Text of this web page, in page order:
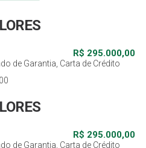
— ideal para morar ou
R$ 295.000,00
de Garantia, Carta de Crédito
R$ 295.000,00
de Garantia, Carta de Crédito